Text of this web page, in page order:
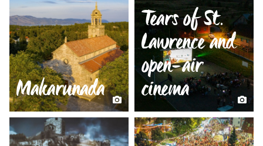
Makarunada
Tears of St.
Lawrence and
open-air
cinema